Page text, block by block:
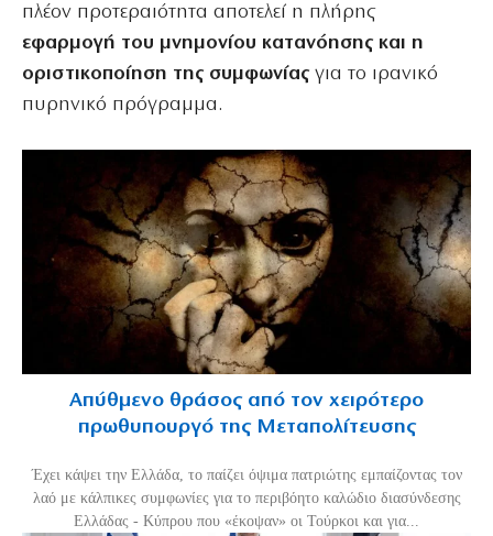
πλέον προτεραιότητα αποτελεί η πλήρης
εφαρμογή του μνημονίου κατανόησης και η
οριστικοποίηση της συμφωνίας για το ιρανικό
πυρηνικό πρόγραμμα.
Απύθμενο θράσος από τον χειρότερο
πρωθυπουργό της Μεταπολίτευσης
Έχει κάψει την Ελλάδα, το παίζει όψιμα πατριώτης εμπαίζοντας τον
λαό με κάλπικες συμφωνίες για το περιβόητο καλώδιο διασύνδεσης
Ελλάδας - Κύπρου που «έκοψαν» οι Τούρκοι και για...